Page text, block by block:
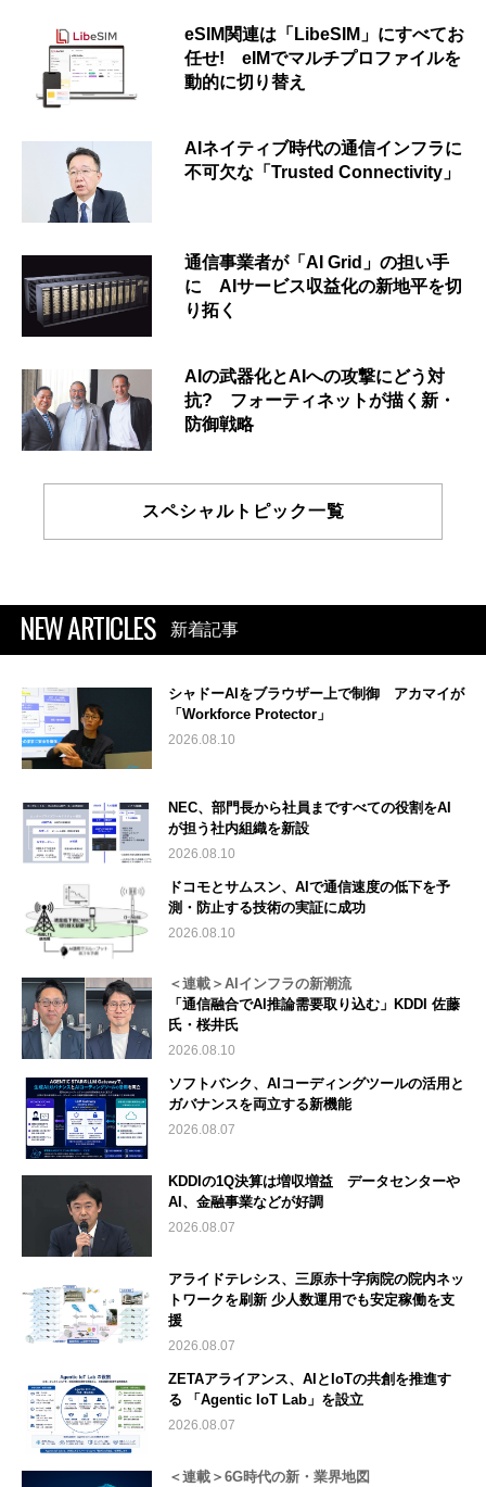
eSIM関連は「LibeSIM」にすべてお
任せ! eIMでマルチプロファイルを
動的に切り替え
AIネイティブ時代の通信インフラに
不可欠な「Trusted Connectivity」
通信事業者が「AI Grid」の担い手
に AIサービス収益化の新地平を切
り拓く
AIの武器化とAIへの攻撃にどう対
抗? フォーティネットが描く新・
防御戦略
スペシャルトピック一覧
NEW ARTICLES 新着記事
シャドーAIをブラウザー上で制御 アカマイが
「Workforce Protector」
2026.08.10
NEC、部門長から社員まですべての役割をAI
が担う社内組織を新設
2026.08.10
ドコモとサムスン、AIで通信速度の低下を予
測・防止する技術の実証に成功
2026.08.10
＜連載＞AIインフラの新潮流
「通信融合でAI推論需要取り込む」KDDI 佐藤
氏・桜井氏
2026.08.10
ソフトバンク、AIコーディングツールの活用と
ガバナンスを両立する新機能
2026.08.07
KDDIの1Q決算は増収増益 データセンターや
AI、金融事業などが好調
2026.08.07
アライドテレシス、三原赤十字病院の院内ネッ
トワークを刷新 少人数運用でも安定稼働を支
援
2026.08.07
ZETAアライアンス、AIとIoTの共創を推進す
る 「Agentic IoT Lab」を設立
2026.08.07
＜連載＞6G時代の新・業界地図